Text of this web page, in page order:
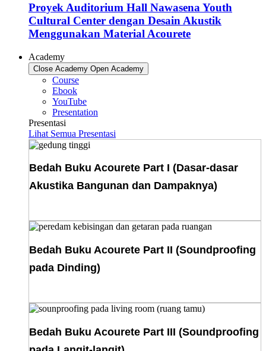
Proyek Auditorium Hall Nawasena Youth
Cultural Center dengan Desain Akustik
Menggunakan Material Acourete
Academy
Close Academy Open Academy
Course
Ebook
YouTube
Presentation
Presentasi
Lihat Semua Presentasi
Bedah Buku Acourete Part I (Dasar-dasar
Akustika Bangunan dan Dampaknya)
Bedah Buku Acourete Part II (Soundproofing
pada Dinding)
Bedah Buku Acourete Part III (Soundproofing